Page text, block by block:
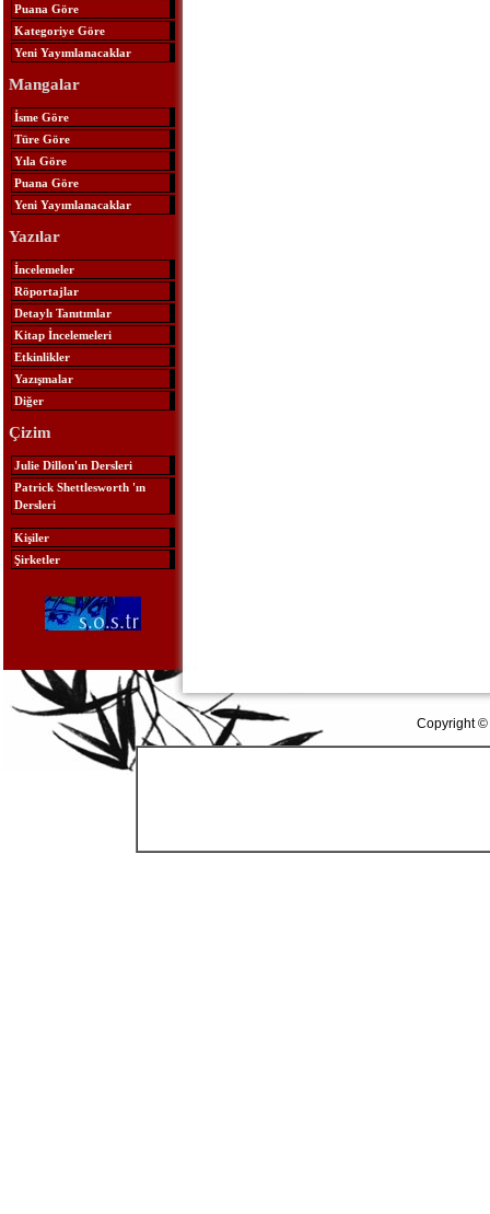
Puana Göre
Kategoriye Göre
Yeni Yayımlanacaklar
Mangalar
İsme Göre
Türe Göre
Yıla Göre
Puana Göre
Yeni Yayımlanacaklar
Yazılar
İncelemeler
Röportajlar
Detaylı Tanıtımlar
Kitap İncelemeleri
Etkinlikler
Yazışmalar
Diğer
Çizim
Julie Dillon'ın Dersleri
Patrick Shettlesworth 'ın
Dersleri
Kişiler
Şirketler
Copyright ©